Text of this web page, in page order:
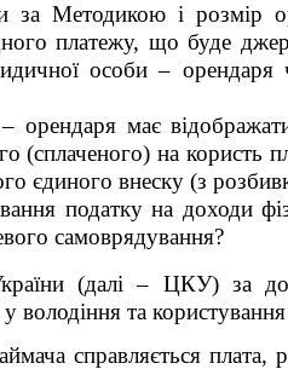
за Методикою і
платежу, що буде
особи –
орендаря має
(сплаченого) на користь
єдиного внеску (з
податку на доходи
самоврядування?
(далі – ЦКУ) за
володіння та
справляється плата,